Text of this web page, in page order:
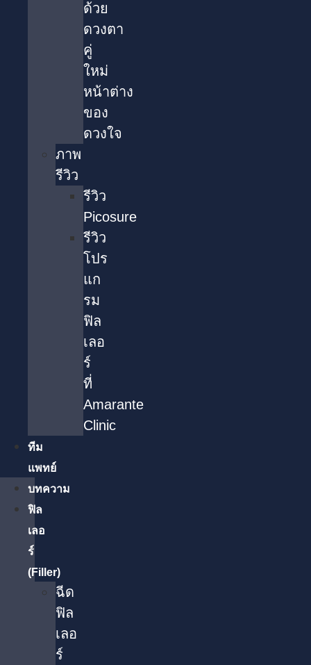
ด้วย
ดวงตา
คู่
ใหม่
หน้าต่าง
ของ
ดวงใจ
ภาพ
รีวิว
รีวิว
Picosure
รีวิว
โปร
แก
รม
ฟิล
เลอ
ร์
ที่
Amarante
Clinic
ทีม
แพทย์
บทความ
ฟิล
เลอ
ร์
(Filler)
ฉีด
ฟิล
เลอ
ร์